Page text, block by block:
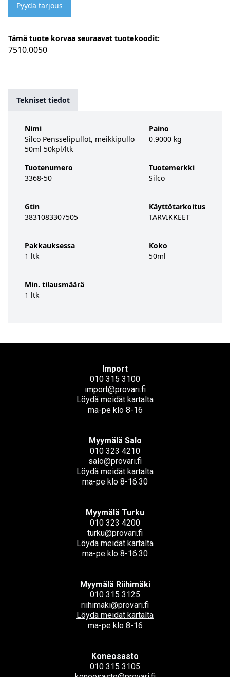
Pyydä tarjous
Tämä tuote korvaa seuraavat tuotekoodit:
7510.0050
Tekniset tiedot
Nimi
Silco Pensselipullot, meikkipullo
50ml 50kpl/ltk
Tuotenumero
3368-50
Gtin
3831083307505
Pakkauksessa
1 ltk
Min. tilausmäärä
1 ltk
Paino
0.9000 kg
Tuotemerkki
Silco
Käyttötarkoitus
TARVIKKEET
Koko
50ml
Import
010 315 3100
import@provari.fi
Löydä meidät kartalta
ma-pe klo 8-16
Myymälä Salo
010 323 4210
salo@provari.fi
Löydä meidät kartalta
ma-pe klo 8-16:30
Myymälä Turku
010 323 4200
turku@provari.fi
Löydä meidät kartalta
ma-pe klo 8-16:30
Myymälä Riihimäki
010 315 3125
riihimaki@provari.fi
Löydä meidät kartalta
ma-pe klo 8-16
Koneosasto
010 315 3105